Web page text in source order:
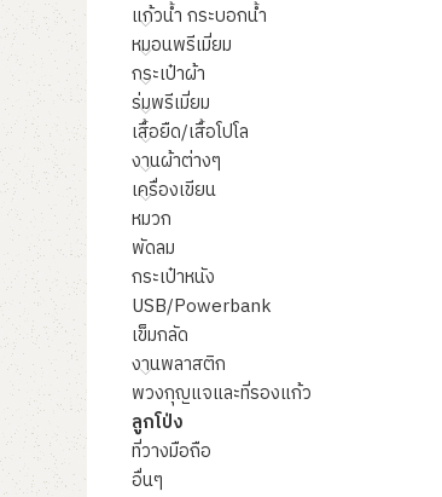
แก้วน้ำ กระบอกน้ำ
หมอนพรีเมี่ยม
กระเป๋าผ้า
ร่มพรีเมี่ยม
เสื้อยืด/เสื้อโปโล
งานผ้าต่างๆ
เครื่องเขียน
หมวก
พัดลม
กระเป๋าหนัง
USB/Powerbank
เข็มกลัด
งานพลาสติก
พวงกุญแจและที่รองแก้ว
ลูกโป่ง
ที่วางมือถือ
อื่นๆ